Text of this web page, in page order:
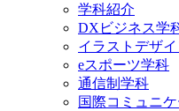
学科紹介
DXビジネス学
イラストデザ
eスポーツ学科
通信制学科
国際コミュニ